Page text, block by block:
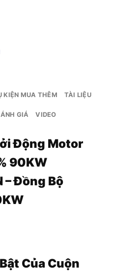
KIỆN MUA THÊM TÀI LIỆU
GIÁ VIDEO
Động Motor
90KW
– Đồng Bộ
Của Cuộn